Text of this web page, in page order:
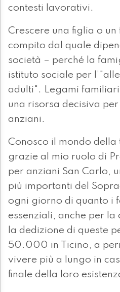
contesti lavorativi.
Crescere una figlia o
compito dal quale
società – perché la
istituto sociale per
adulti". Legami
una risorsa decisiva
anziani.
Conosco il mondo della
grazie al mio ruolo di
per anziani San Carlo,
più importanti del
ogni giorno di quanto i
essenziali, anche per
la dedizione di queste
50.000 in Ticino, a
vivere più a lungo in
finale della loro